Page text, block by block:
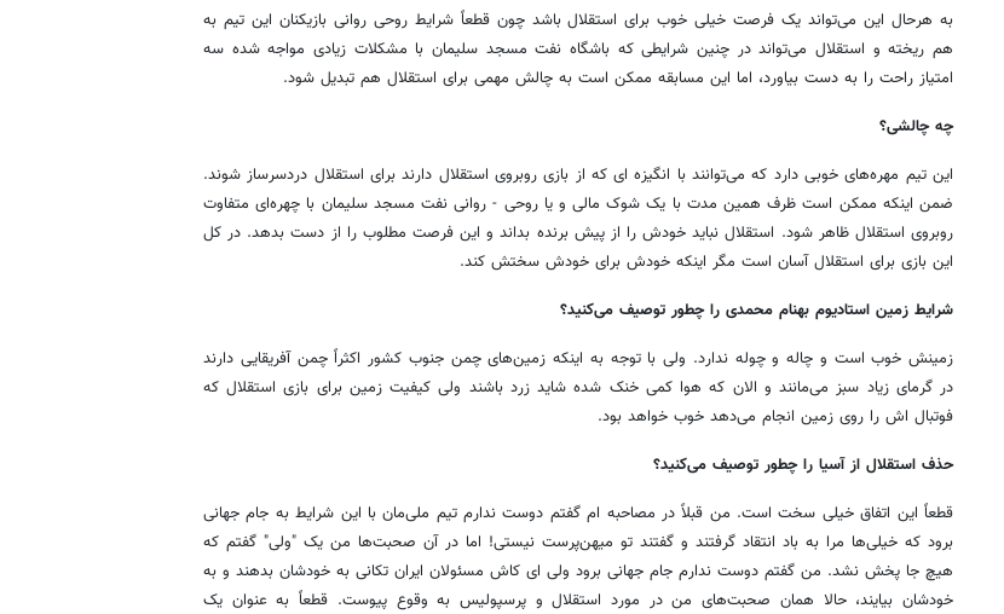
به هرحال این می‌تواند یک فرصت خیلی خوب برای استقلال باشد چون قطعاً شرایط روحی روانی بازیکنان این تیم به
هم ریخته و استقلال می‌تواند در چنین شرایطی که باشگاه نفت مسجد سلیمان با مشکلات زیادی مواجه شده سه
امتیاز راحت را به دست بیاورد، اما این مسابقه ممکن است به چالش مهمی برای استقلال هم تبدیل شود.
چه چالشی؟
این تیم مهره‌های خوبی دارد که می‌توانند با انگیزه ای که از بازی روبروی استقلال دارند برای استقلال دردسرساز شوند.
ضمن اینکه ممکن است ظرف همین مدت با یک شوک مالی و یا روحی - روانی نفت مسجد سلیمان با چهره‌ای متفاوت
روبروی استقلال ظاهر شود. استقلال نباید خودش را از پیش برنده بداند و این فرصت مطلوب را از دست بدهد. در کل
این بازی برای استقلال آسان است مگر اینکه خودش برای خودش سختش کند.
شرایط زمین استادیوم بهنام محمدی را چطور توصیف می‌کنید؟
زمینش خوب است و چاله و چوله ندارد. ولی با توجه به اینکه زمین‌های چمن جنوب کشور اکثراً چمن آفریقایی دارند
در گرمای زیاد سبز می‌مانند و الان که هوا کمی خنک شده شاید زرد باشند ولی کیفیت زمین برای بازی استقلال که
فوتبال اش را روی زمین انجام می‌دهد خوب خواهد بود.
حذف استقلال از آسیا را چطور توصیف می‌کنید؟
قطعاً این اتفاق خیلی سخت است. من قبلاً در مصاحبه ام گفتم دوست ندارم تیم ملی‌مان با این شرایط به جام جهانی
برود که خیلی‌ها مرا به باد انتقاد گرفتند و گفتند تو میهن‌پرست نیستی! اما در آن صحبت‌ها من یک "ولی" گفتم که
هیچ جا پخش نشد. من گفتم دوست ندارم جام جهانی برود ولی ای کاش مسئولان ایران تکانی به خودشان بدهند و به
خودشان بیایند، حالا همان صحبت‌های من در مورد استقلال و پرسپولیس به وقوع پیوست. قطعاً به عنوان یک